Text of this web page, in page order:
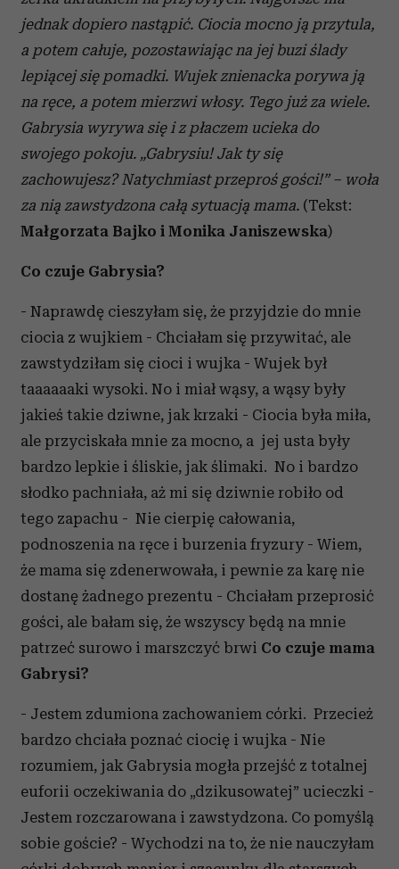
jednak dopiero nastąpić. Ciocia mocno ją przytula,
a potem całuje, pozostawiając na jej buzi ślady
lepiącej się pomadki. Wujek znienacka porywa ją
na ręce, a potem mierzwi włosy. Tego już za wiele.
Gabrysia wyrywa się i z płaczem ucieka do
swojego pokoju. „Gabrysiu! Jak ty się
zachowujesz? Natychmiast przeproś gości!” – woła
za nią zawstydzona całą sytuacją mama. (Tekst:
Małgorzata Bajko i Monika Janiszewska)
Co czuje Gabrysia?
- Naprawdę cieszyłam się, że przyjdzie do mnie
ciocia z wujkiem - Chciałam się przywitać, ale
zawstydziłam się cioci i wujka - Wujek był
taaaaaaki wysoki. No i miał wąsy, a wąsy były
jakieś takie dziwne, jak krzaki - Ciocia była miła,
ale przyciskała mnie za mocno, a jej usta były
bardzo lepkie i śliskie, jak ślimaki. No i bardzo
słodko pachniała, aż mi się dziwnie robiło od
tego zapachu - Nie cierpię całowania,
podnoszenia na ręce i burzenia fryzury - Wiem,
że mama się zdenerwowała, i pewnie za karę nie
dostanę żadnego prezentu - Chciałam przeprosić
gości, ale bałam się, że wszyscy będą na mnie
patrzeć surowo i marszczyć brwi Co czuje mama
Gabrysi?
- Jestem zdumiona zachowaniem córki. Przecież
bardzo chciała poznać ciocię i wujka - Nie
rozumiem, jak Gabrysia mogła przejść z totalnej
euforii oczekiwania do „dzikusowatej” ucieczki -
Jestem rozczarowana i zawstydzona. Co pomyślą
sobie goście? - Wychodzi na to, że nie nauczyłam